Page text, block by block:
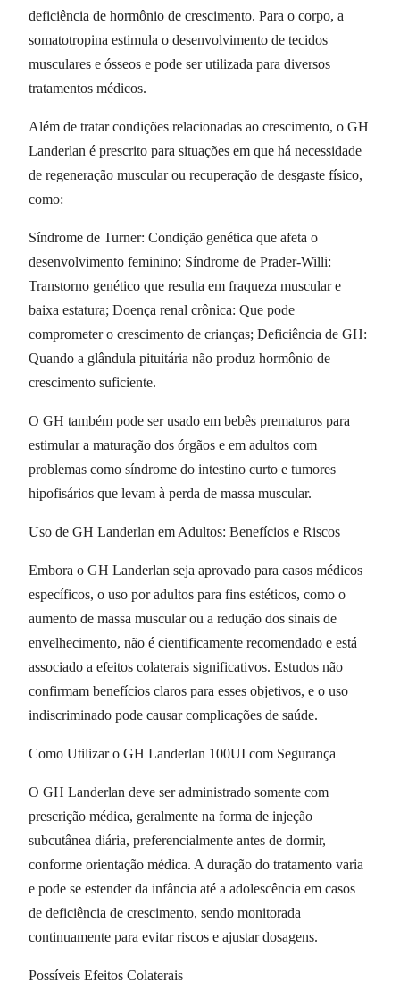
deficiência de hormônio de crescimento. Para o corpo, a
somatotropina estimula o desenvolvimento de tecidos
musculares e ósseos e pode ser utilizada para diversos
tratamentos médicos.
Além de tratar condições relacionadas ao crescimento, o GH
Landerlan é prescrito para situações em que há necessidade
de regeneração muscular ou recuperação de desgaste físico,
como:
Síndrome de Turner: Condição genética que afeta o
desenvolvimento feminino; Síndrome de Prader-Willi:
Transtorno genético que resulta em fraqueza muscular e
baixa estatura; Doença renal crônica: Que pode
comprometer o crescimento de crianças; Deficiência de GH:
Quando a glândula pituitária não produz hormônio de
crescimento suficiente.
O GH também pode ser usado em bebês prematuros para
estimular a maturação dos órgãos e em adultos com
problemas como síndrome do intestino curto e tumores
hipofisários que levam à perda de massa muscular.
Uso de GH Landerlan em Adultos: Benefícios e Riscos
Embora o GH Landerlan seja aprovado para casos médicos
específicos, o uso por adultos para fins estéticos, como o
aumento de massa muscular ou a redução dos sinais de
envelhecimento, não é cientificamente recomendado e está
associado a efeitos colaterais significativos. Estudos não
confirmam benefícios claros para esses objetivos, e o uso
indiscriminado pode causar complicações de saúde.
Como Utilizar o GH Landerlan 100UI com Segurança
O GH Landerlan deve ser administrado somente com
prescrição médica, geralmente na forma de injeção
subcutânea diária, preferencialmente antes de dormir,
conforme orientação médica. A duração do tratamento varia
e pode se estender da infância até a adolescência em casos
de deficiência de crescimento, sendo monitorada
continuamente para evitar riscos e ajustar dosagens.
Possíveis Efeitos Colaterais